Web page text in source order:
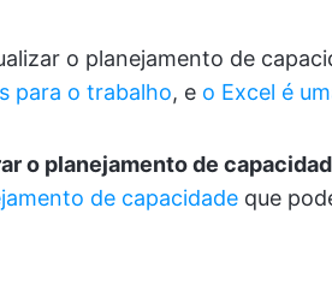
o planejamento de
para o trabalho, e o Excel é
o planejamento de
de capacidade que